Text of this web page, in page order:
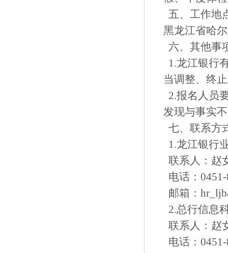
五、工作地
黑龙江省哈
六、其他事
1.龙江银行
当调整、终
2.报名人员
发现与事实
七、联系方
1.龙江银行
联系人：赵
电话：
邮箱：
2.总行信息
联系人：赵
电话：